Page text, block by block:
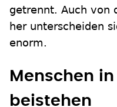
getrennt. Auch von
her unterscheiden
enorm.
Menschen
beistehen